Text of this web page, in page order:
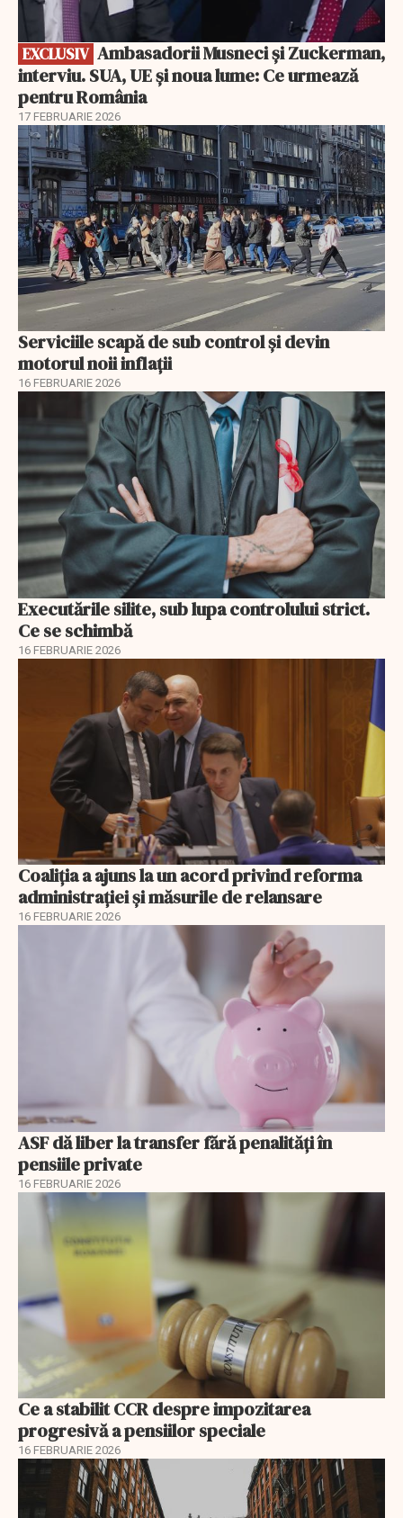
EXCLUSIV
interviu. SUA, UE și noua lume: Ce urmează
pentru România
17 FEBRUARIE 2026
Serviciile scapă de sub control și devin
motorul noii inflații
16 FEBRUARIE 2026
Executările silite, sub lupa controlului strict.
Ce se schimbă
16 FEBRUARIE 2026
Coaliția a ajuns la un acord privind reforma
administrației și măsurile de relansare
16 FEBRUARIE 2026
ASF dă liber la transfer fără penalități în
pensiile private
16 FEBRUARIE 2026
Ce a stabilit CCR despre impozitarea
progresivă a pensiilor speciale
16 FEBRUARIE 2026